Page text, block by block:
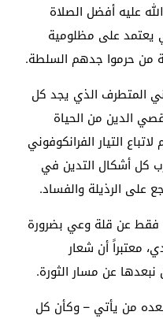
عليه أفضل الصلاة
يعتمد على مظلومية
من حرموا جدهم السلطة.
المتطرف الذي يجد كل
الدين من الحياة
التيار الفرانكوفوني
كل أشكال التدين في
على الرذيلة والفساد.
فقط عن قلة وعي بضرورة
معتبراً أن شعار
نبعدها عن مسار الثورة.
من يأتي – وكأن كل